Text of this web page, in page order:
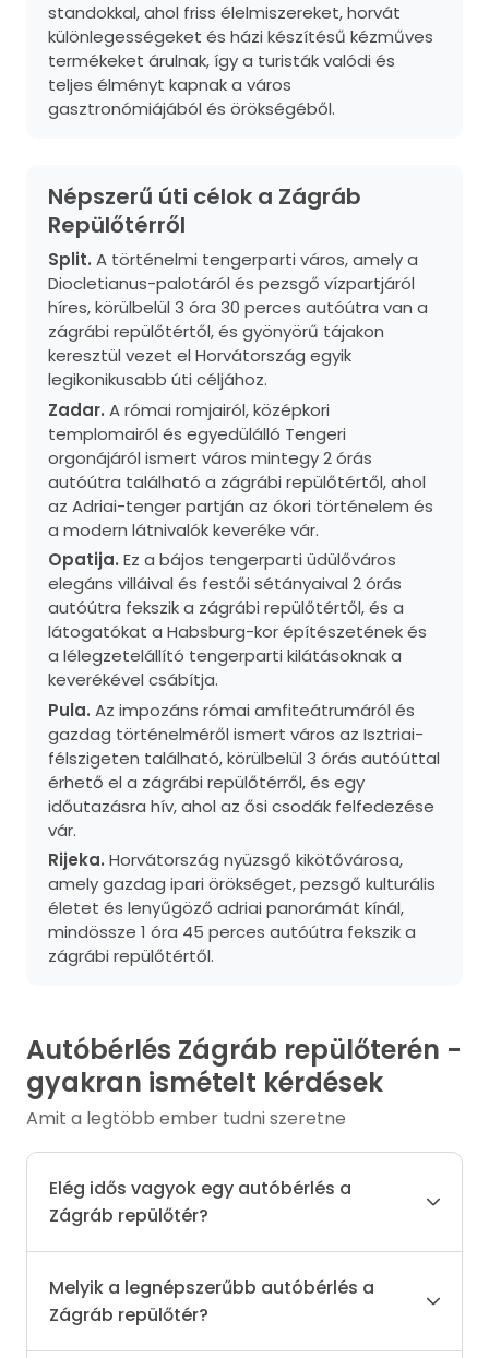
standokkal, ahol friss élelmiszereket, horvát
különlegességeket és házi készítésű kézműves
termékeket árulnak, így a turisták valódi és
teljes élményt kapnak a város
gasztronómiájából és örökségéből.
Népszerű úti célok a Zágráb
Repülőtérről
Split. A történelmi tengerparti város, amely a
Diocletianus-palotáról és pezsgő vízpartjáról
híres, körülbelül 3 óra 30 perces autóútra van a
zágrábi repülőtértől, és gyönyörű tájakon
keresztül vezet el Horvátország egyik
legikonikusabb úti céljához.
Zadar. A római romjairól, középkori
templomairól és egyedülálló Tengeri
orgonájáról ismert város mintegy 2 órás
autóútra található a zágrábi repülőtértől, ahol
az Adriai-tenger partján az ókori történelem és
a modern látnivalók keveréke vár.
Opatija. Ez a bájos tengerparti üdülőváros
elegáns villáival és festői sétányaival 2 órás
autóútra fekszik a zágrábi repülőtértől, és a
látogatókat a Habsburg-kor építészetének és
a lélegzetelállító tengerparti kilátásoknak a
keverékével csábítja.
Pula. Az impozáns római amfiteátrumáról és
gazdag történelméről ismert város az Isztriai-
félszigeten található, körülbelül 3 órás autóúttal
érhető el a zágrábi repülőtérről, és egy
időutazásra hív, ahol az ősi csodák felfedezése
vár.
Rijeka. Horvátország nyüzsgő kikötővárosa,
amely gazdag ipari örökséget, pezsgő kulturális
életet és lenyűgöző adriai panorámát kínál,
mindössze 1 óra 45 perces autóútra fekszik a
zágrábi repülőtértől.
Autóbérlés Zágráb repülőterén -
gyakran ismételt kérdések
Amit a legtöbb ember tudni szeretne
Elég idős vagyok egy autóbérlés a
Zágráb repülőtér?
Melyik a legnépszerűbb autóbérlés a
Zágráb repülőtér?